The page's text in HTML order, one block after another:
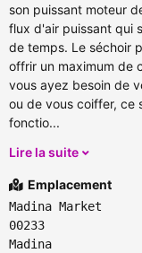
son puissant moteur
flux d'air puissant qui
de temps. Le séchoir
offrir un maximum de
vous ayez besoin de
ou de vous coiffer, ce
fonctio...
Lire la suite
Emplacement
Madina Market
00233
Madina